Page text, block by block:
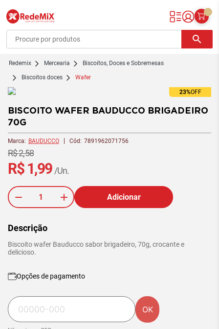
Redemix – Supermercado Online
search
redemix Mercearia Biscoitos, Doces e Sobremesas
Biscoitos doces Wafer
23%OFF
BISCOITO WAFER BAUDUCCO BRIGADEIRO
70G
Marca: BAUDUCCO Cód: 7891962071756
R$ 2,58
R$ 1,99 /Un.
Adicionar
Descrição
Biscoito wafer Bauducco sabor brigadeiro, 70g, crocante e
delicioso.
Opções de pagamento
OK